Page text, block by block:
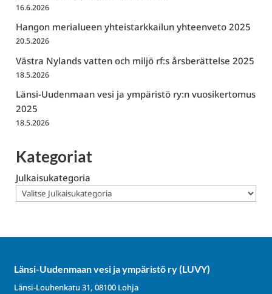
16.6.2026
Hangon merialueen yhteistarkkailun yhteenveto 2025
20.5.2026
Västra Nylands vatten och miljö rf:s årsberättelse 2025
18.5.2026
Länsi-Uudenmaan vesi ja ympäristö ry:n vuosikertomus
2025
18.5.2026
Kategoriat
Julkaisukategoria
Länsi-Uudenmaan vesi ja ympäristö ry (LUVY)
Länsi-Louhenkatu 31, 08100 Lohja